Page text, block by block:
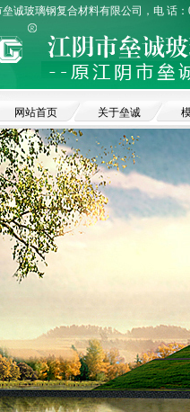
诚玻璃钢复合材料有限公司，电 话
网站首页 关于垒诚